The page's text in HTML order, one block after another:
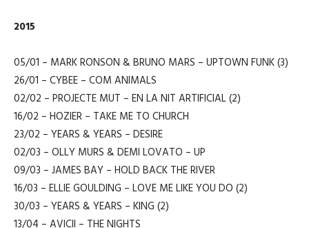
2015
05/01 – MARK RONSON & BRUNO MARS – UPTOWN FUNK (3)
26/01 – CYBEE – COM ANIMALS
02/02 – PROJECTE MUT – EN LA NIT ARTIFICIAL (2)
16/02 – HOZIER – TAKE ME TO CHURCH
23/02 – YEARS & YEARS – DESIRE
02/03 – OLLY MURS & DEMI LOVATO – UP
09/03 – JAMES BAY – HOLD BACK THE RIVER
16/03 – ELLIE GOULDING – LOVE ME LIKE YOU DO (2)
30/03 – YEARS & YEARS – KING (2)
13/04 – AVICII – THE NIGHTS